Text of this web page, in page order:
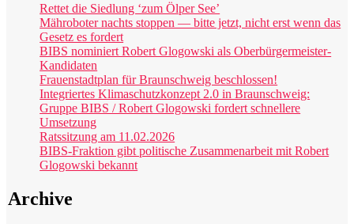
Rettet die Siedlung ‘zum Ölper See’
Mähroboter nachts stoppen — bitte jetzt, nicht erst wenn das
Gesetz es fordert
BIBS nominiert Robert Glogowski als Oberbürgermeister-
Kandidaten
Frauenstadtplan für Braunschweig beschlossen!
Integriertes Klimaschutzkonzept 2.0 in Braunschweig:
Gruppe BIBS / Robert Glogowski fordert schnellere
Umsetzung
Ratssitzung am 11.02.2026
BIBS-Fraktion gibt politische Zusammenarbeit mit Robert
Glogowski bekannt
Archive